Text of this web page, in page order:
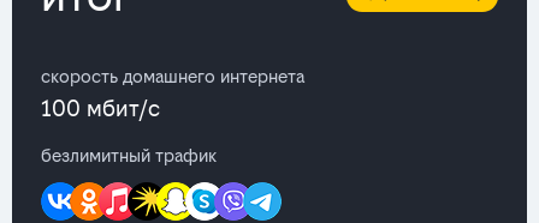
скорость домашнего интернета
100 мбит/с
безлимитный трафик